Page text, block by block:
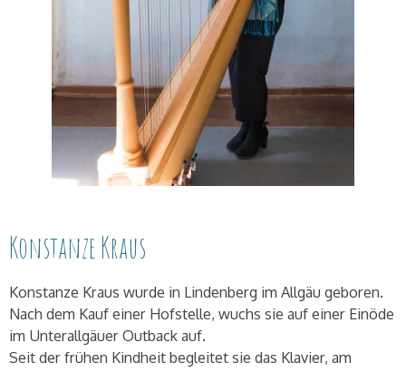
Konstanze Kraus
Konstanze Kraus wurde in Lindenberg im Allgäu geboren.
Nach dem Kauf einer Hofstelle, wuchs sie auf einer Einöde
im Unterallgäuer Outback auf.
Seit der frühen Kindheit begleitet sie das Klavier, am